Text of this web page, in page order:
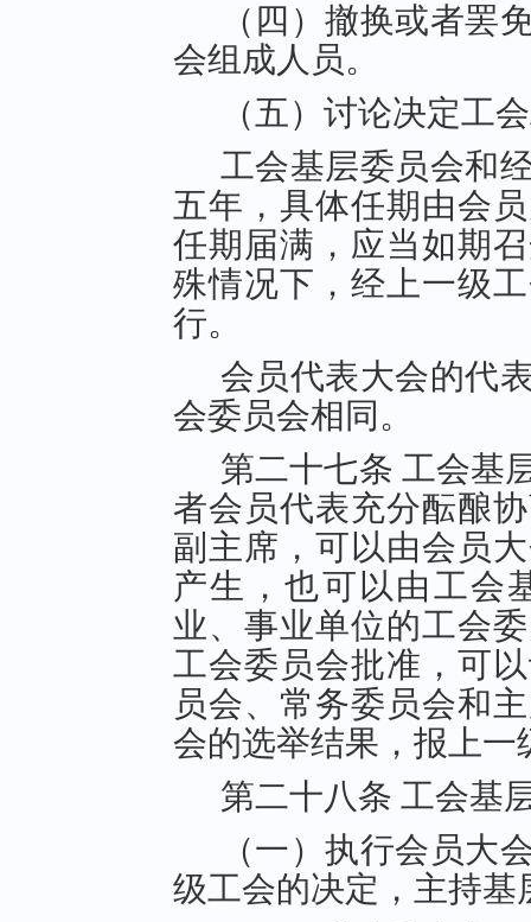
（四）撤换或者罢
会组成人员。
（五）讨论决定工
工会基层委员会和
五年，具体任期由会
任期届满，应当如期
殊情况下，经上一级
行。
会员代表大会的代
会委员会相同。
第二十七条 工会基
者会员代表充分酝酿
副主席，可以由会员
产生，也可以由工会
业、事业单位的工会
工会委员会批准，可
员会、常务委员会和
会的选举结果，报上一
第二十八条 工会基
（一）执行会员大
级工会的决定，主持基